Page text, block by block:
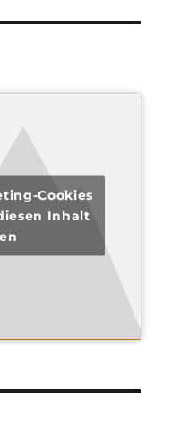
Cookies
Inhalt